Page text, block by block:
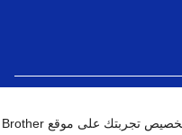
نحن نستخدم ملفات تعريف الارتباط لتخصيص تجربتك على موقع Brother